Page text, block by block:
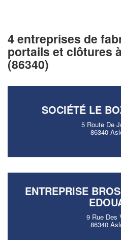
4 entreprises de
portails et clôtures
(86340)
SOCIÉTÉ LE
5 Route De
86340
ENTREPRISE
9 Rue Des
86340
✕
Vous